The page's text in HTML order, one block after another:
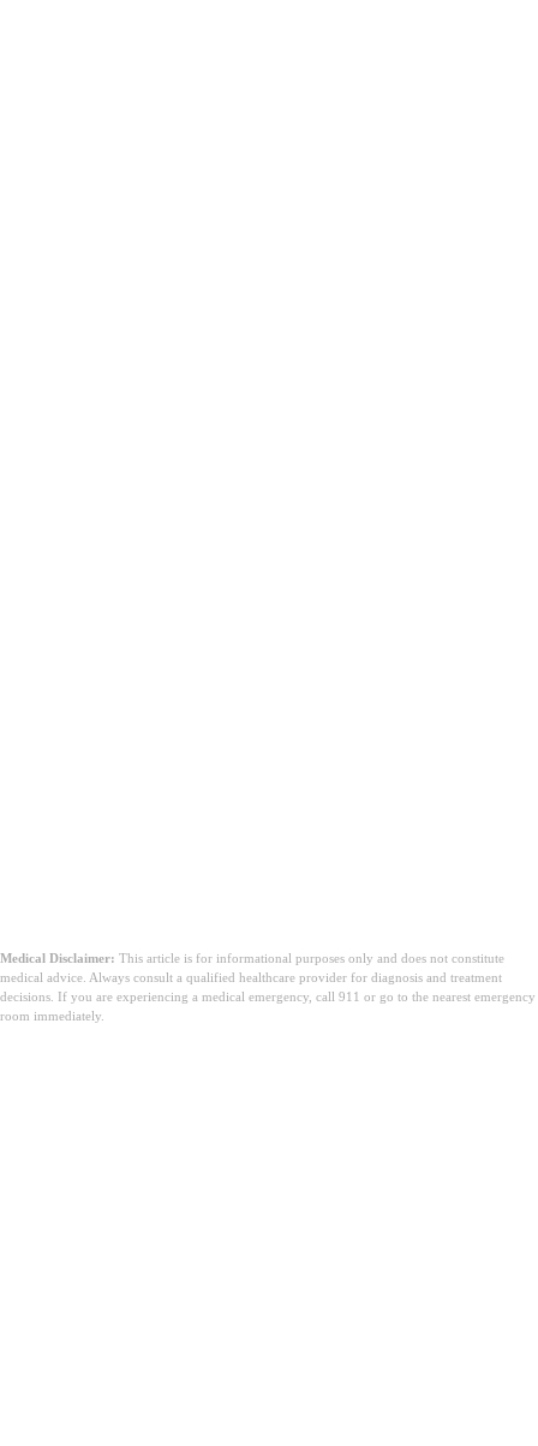
Medical Disclaimer: This article is for informational purposes only and does not constitute
medical advice. Always consult a qualified healthcare provider for diagnosis and treatment
decisions. If you are experiencing a medical emergency, call 911 or go to the nearest emergency
room immediately.